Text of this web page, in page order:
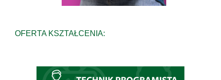
OFERTA KSZTAŁCENIA: